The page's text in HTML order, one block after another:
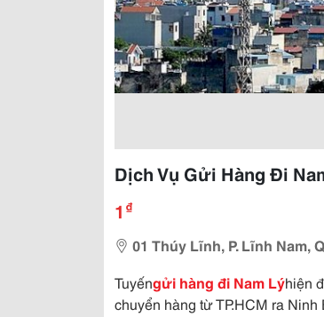
Dịch Vụ Gửi Hàng Đi
1 ₫
01 Thúy Lĩnh, P. Lĩnh Nam,
Tuyếngửi hàng đi Nam Lýhiện
chuyển hàng từ TP.HCM ra